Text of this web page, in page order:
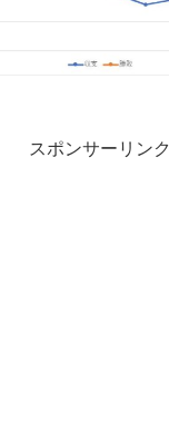
スポンサーリンク